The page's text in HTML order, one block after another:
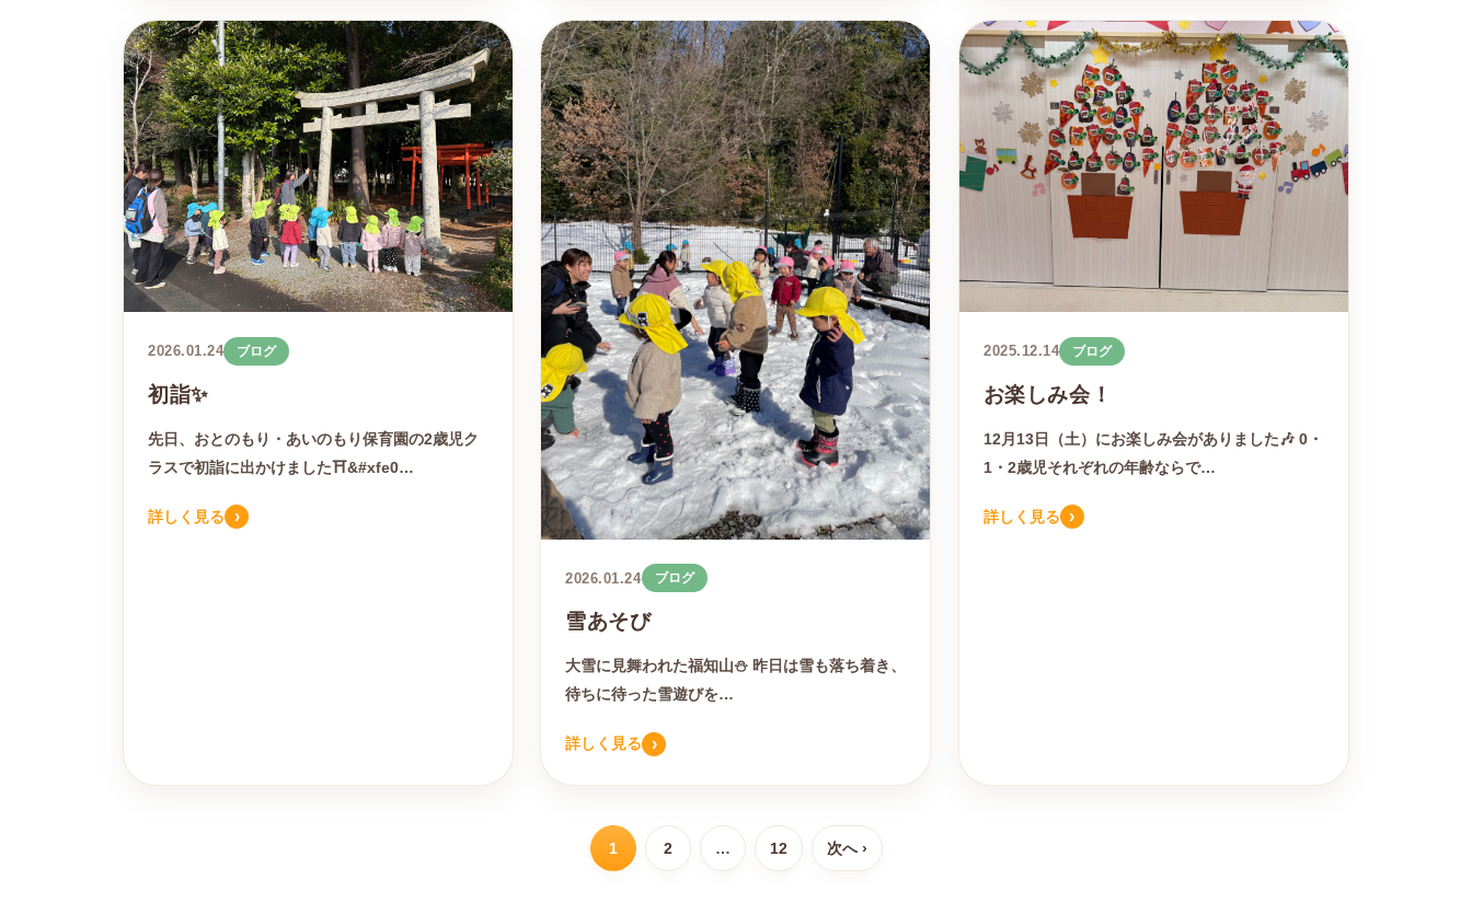
2026.01.24 ブログ
初詣✨
先日、おとのもり・あいのもり保育園の2歳児ク
ラスで初詣に出かけました⛩&#xfe0…
詳しく見る ›
2026.01.24 ブログ
雪あそび
大雪に見舞われた福知山⛄️ 昨日は雪も落ち着き、
待ちに待った雪遊びを…
詳しく見る ›
2025.12.14 ブログ
お楽しみ会！
12月13日（土）にお楽しみ会がありました🎶 0・
1・2歳児それぞれの年齢ならで…
詳しく見る ›
1 2 … 12 次へ ›